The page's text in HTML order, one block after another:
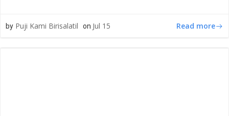
by Puji Kami Birisalatil on Jul 15 Read more